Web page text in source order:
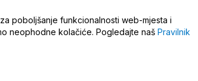
poboljšanje funkcionalnosti web-mjesta i
neophodne kolačiće. Pogledajte naš Pravilnik